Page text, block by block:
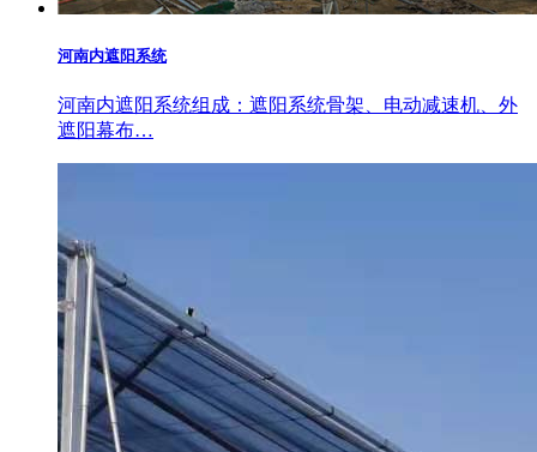
河南内遮阳系统
河南内遮阳系统组成：遮阳系统骨架、电动减速机、外
遮阳幕布…